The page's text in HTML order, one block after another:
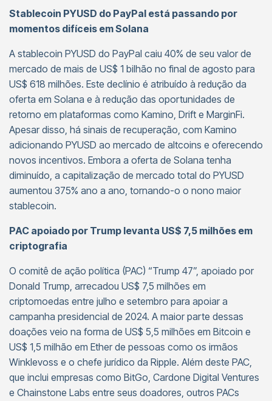
Stablecoin PYUSD do PayPal está passando por
momentos difíceis em Solana
A stablecoin PYUSD do PayPal caiu 40% de seu valor de
mercado de mais de US$ 1 bilhão no final de agosto para
US$ 618 milhões. Este declínio é atribuído à redução da
oferta em Solana e à redução das oportunidades de
retorno em plataformas como Kamino, Drift e MarginFi.
Apesar disso, há sinais de recuperação, com Kamino
adicionando PYUSD ao mercado de altcoins e oferecendo
novos incentivos. Embora a oferta de Solana tenha
diminuído, a capitalização de mercado total do PYUSD
aumentou 375% ano a ano, tornando-o o nono maior
stablecoin.
PAC apoiado por Trump levanta US$ 7,5 milhões em
criptografia
O comitê de ação política (PAC) “Trump 47”, apoiado por
Donald Trump, arrecadou US$ 7,5 milhões em
criptomoedas entre julho e setembro para apoiar a
campanha presidencial de 2024. A maior parte dessas
doações veio na forma de US$ 5,5 milhões em Bitcoin e
US$ 1,5 milhão em Ether de pessoas como os irmãos
Winklevoss e o chefe jurídico da Ripple. Além deste PAC,
que inclui empresas como BitGo, Cardone Digital Ventures
e Chainstone Labs entre seus doadores, outros PACs